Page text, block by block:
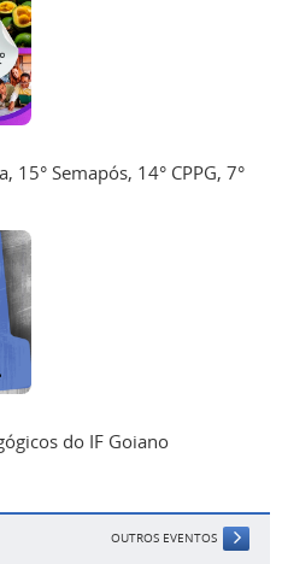
15° Semapós, 14° CPPG, 7°
do IF Goiano
OUTROS EVENTOS